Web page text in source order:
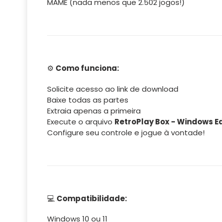
MAME (nada menos que 2.502 jogos!)
⚙️ Como funciona:
Solicite acesso ao link de download
Baixe todas as partes
Extraia apenas a primeira
Execute o arquivo RetroPlay Box - Windows
Configure seu controle e jogue à vontade!
💻 Compatibilidade:
Windows 10 ou 11